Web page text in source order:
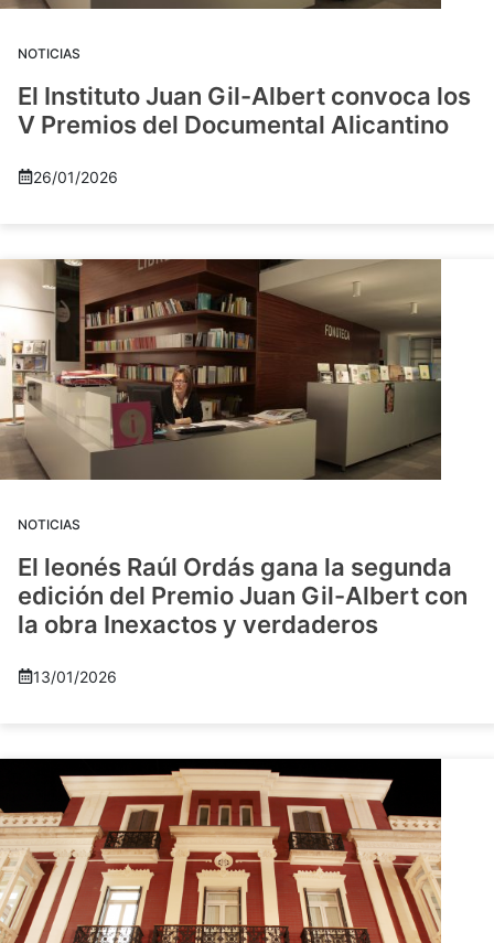
NOTICIAS
El Instituto Juan Gil-Albert convoca los
V Premios del Documental Alicantino
26/01/2026
NOTICIAS
El leonés Raúl Ordás gana la segunda
edición del Premio Juan Gil-Albert con
la obra Inexactos y verdaderos
13/01/2026